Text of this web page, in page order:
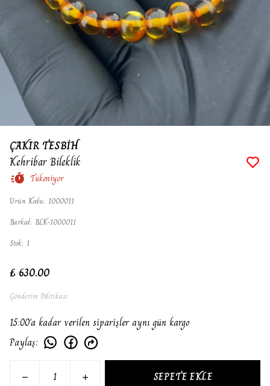
ÇAKIR TESBİH
Kehribar Bileklik
Tükeniyor
Ürün Kodu: 1000011
Barkod: BLK-1000011
Stok: 1
₺ 630.00
Gönderim Politikası
15:00'a kadar verilen siparişler aynı gün kargo
Paylaş:
SEPETE EKLE